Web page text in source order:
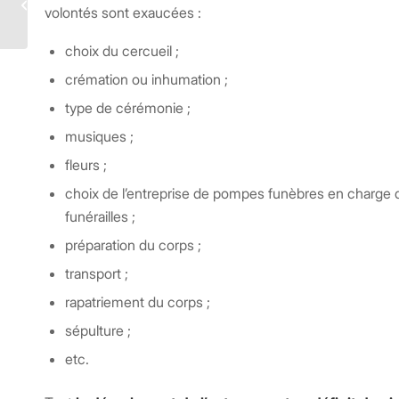
volontés sont exaucées :
choix du cercueil ;
crémation ou inhumation ;
type de cérémonie ;
musiques ;
fleurs ;
choix de l’entreprise de pompes funèbres en charge
funérailles ;
préparation du corps ;
transport ;
rapatriement du corps ;
sépulture ;
etc.
votre entreprise